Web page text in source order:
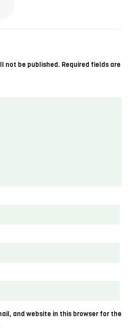
not be published. Required fields are
and website in this browser for the